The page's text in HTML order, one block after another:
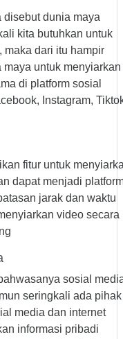
disebut dunia maya
kita butuhkan untuk
maka dari itu hampir
untuk menyiarkan
di platform sosial
Instagram,
fitur untuk
dapat menjadi
jarak dan waktu
video secara
sosial
seringkali ada pihak
media dan internet
informasi pribadi